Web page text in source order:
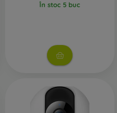
camerele oferă o calitate
exprimată în formatul
Un număr mai mic indică o
– cel mai puțin practic,
transferul prin cablu. Cel
În stoc 5 buc